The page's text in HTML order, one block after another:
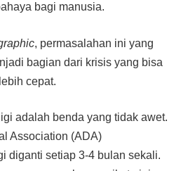
bagi manusia.
, permasalahan ini yang
bagian dari krisis yang bisa
cepat.
adalah benda yang tidak awet.
Association (ADA)
diganti setiap 3-4 bulan sekali.